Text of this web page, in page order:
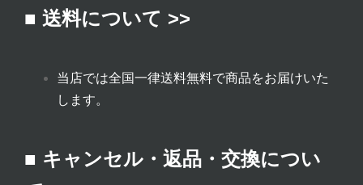
■ 送料について >>
当店では全国一律送料無料で商品をお届けいた
します。
■ キャンセル・返品・交換につい